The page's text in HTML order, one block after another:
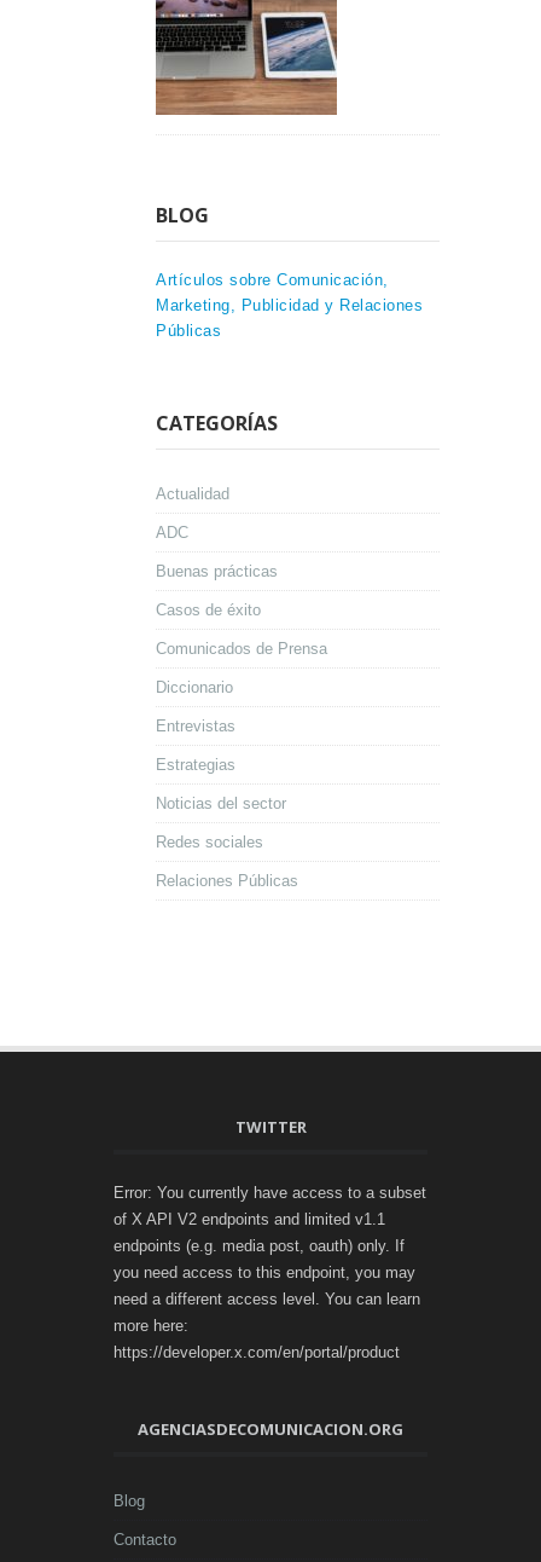
BLOG
Artículos sobre Comunicación,
Marketing, Publicidad y Relaciones
Públicas
CATEGORÍAS
Actualidad
ADC
Buenas prácticas
Casos de éxito
Comunicados de Prensa
Diccionario
Entrevistas
Estrategias
Noticias del sector
Redes sociales
Relaciones Públicas
TWITTER
Error: You currently have access to a subset
of X API V2 endpoints and limited v1.1
endpoints (e.g. media post, oauth) only. If
you need access to this endpoint, you may
need a different access level. You can learn
more here:
https://developer.x.com/en/portal/product
AGENCIASDECOMUNICACION.ORG
Blog
Contacto